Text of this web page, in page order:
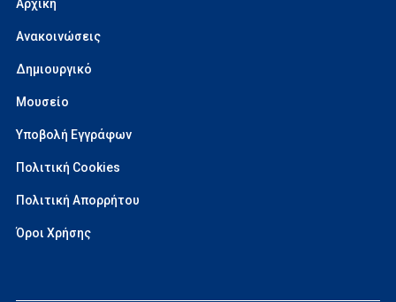
Αρχική
Ανακοινώσεις
Δημιουργικό
Μουσείο
Υποβολή Εγγράφων
Πολιτική Cookies
Πολιτική Απορρήτου
Όροι Χρήσης